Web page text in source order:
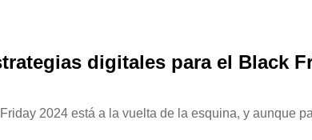
digitales para el Black
2024 está a la vuelta de la esquina, y aunque